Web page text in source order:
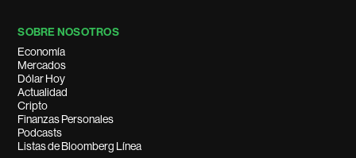
SOBRE NOSOTROS
Economía
Mercados
Dólar Hoy
Actualidad
Cripto
Finanzas Personales
Podcasts
Listas de Bloomberg Línea